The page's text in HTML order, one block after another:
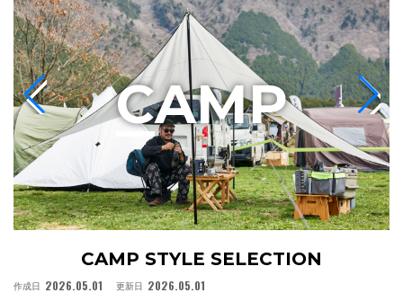
CAMP STYLE SELECTION
作成日 2026.05.01 更新日 2026.05.01
CAMP